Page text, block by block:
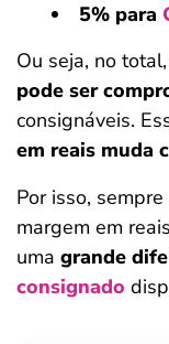
5% para
Ou seja, no total,
pode ser
consignáveis.
em reais muda
Por isso,
margem em
uma grande
consignado